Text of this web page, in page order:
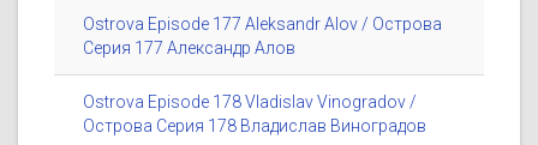
Ostrova Episode 177 Aleksandr Alov / Острова
Серия 177 Александр Алов
Ostrova Episode 178 Vladislav Vinogradov /
Острова Серия 178 Владислав Виноградов